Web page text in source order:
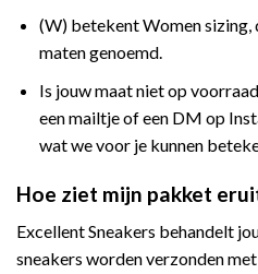
(W) betekent Women sizing,
maten genoemd.
Is jouw maat niet op
een mailtje of een DM op
wat we voor je kunnen
Hoe ziet mijn pakket
Excellent Sneakers behandelt
sneakers worden verzonden